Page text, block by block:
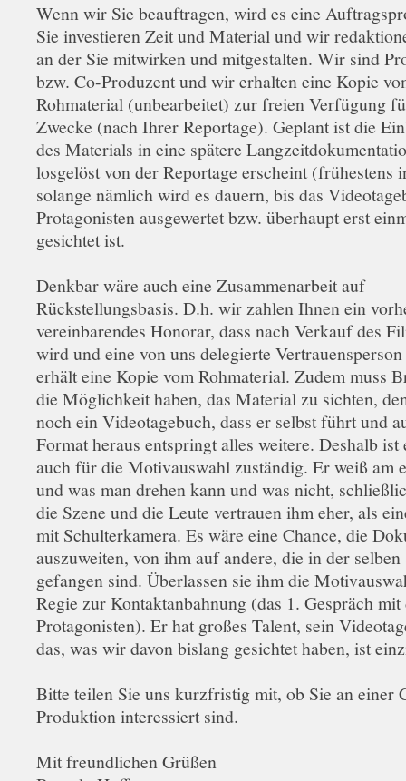
Wenn wir Sie beauftragen, wird es eine
Sie investieren Zeit und Material und wir
an der Sie mitwirken und mitgestalten. Wir sind
bzw. Co-Produzent und wir erhalten eine Kopie
Rohmaterial (unbearbeitet) zur freien Verfügung
Zwecke (nach Ihrer Reportage). Geplant ist die
des Materials in eine spätere
losgelöst von der Reportage erscheint (frühestens
solange nämlich wird es dauern, bis das
Protagonisten ausgewertet bzw. überhaupt erst
gesichtet ist.
Denkbar wäre auch eine Zusammenarbeit auf
Rückstellungsbasis. D.h. wir zahlen Ihnen ein
vereinbarendes Honorar, dass nach Verkauf des
wird und eine von uns delegierte
erhält eine Kopie vom Rohmaterial. Zudem muss
die Möglichkeit haben, das Material zu sichten,
noch ein Videotagebuch, dass er selbst führt und
Format heraus entspringt alles weitere. Deshalb
auch für die Motivauswahl zuständig. Er weiß am
und was man drehen kann und was nicht,
die Szene und die Leute vertrauen ihm eher, als
mit Schulterkamera. Es wäre eine Chance, die
auszuweiten, von ihm auf andere, die in der
gefangen sind. Überlassen sie ihm die
Regie zur Kontaktanbahnung (das 1. Gespräch mit
Protagonisten). Er hat großes Talent, sein
das, was wir davon bislang gesichtet haben, ist
Bitte teilen Sie uns kurzfristig mit, ob Sie an einer
Produktion interessiert sind.
Mit freundlichen Grüßen